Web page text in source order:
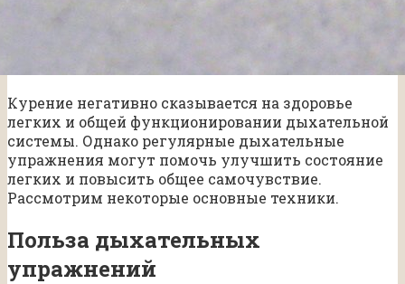
Курение негативно сказывается на здоровье
легких и общей функционировании дыхательной
системы. Однако регулярные дыхательные
упражнения могут помочь улучшить состояние
легких и повысить общее самочувствие.
Рассмотрим некоторые основные техники.
Польза дыхательных
упражнений